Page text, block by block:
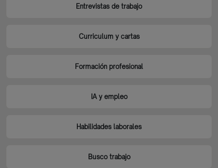
Entrevistas de trabajo
Curriculum y cartas
Formación profesional
IA y empleo
Habilidades laborales
Busco trabajo